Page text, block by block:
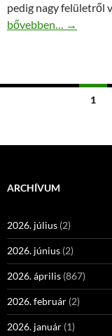
pedig nagy felületről
Falmatrica széles
bővebben… →
1
ARCHÍVUM
2026. július (2)
2026. június (2)
2026. április (867)
2026. február (2)
2026. január (1)